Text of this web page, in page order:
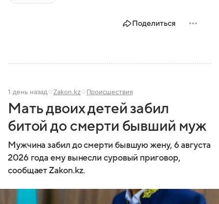
Поделиться
1 день назад Zakon.kz Происшествия
Мать двоих детей забил
битой до смерти бывший муж
Мужчина забил до смерти бывшую жену, 6 августа
2026 года ему вынесли суровый приговор,
сообщает Zakon.kz.